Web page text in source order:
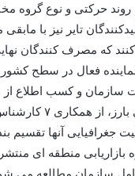
حرکتی و نوع گروه
تایر نیز با مابقی
که مصرف کنندگان
دقت کنند و باید درباره آن بیشتر بدانند. گروه صنعتی
و کسب اطلاع از
جغرافیایی آنها
منطقه ای